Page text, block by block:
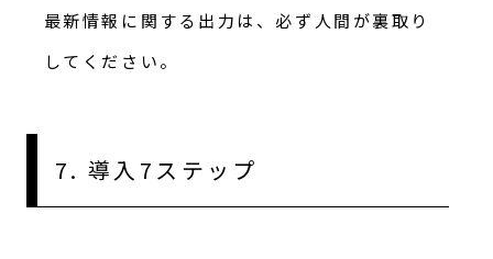
最新情報に関する出力は、必ず人間が裏取り
してください。
7. 導入7ステップ